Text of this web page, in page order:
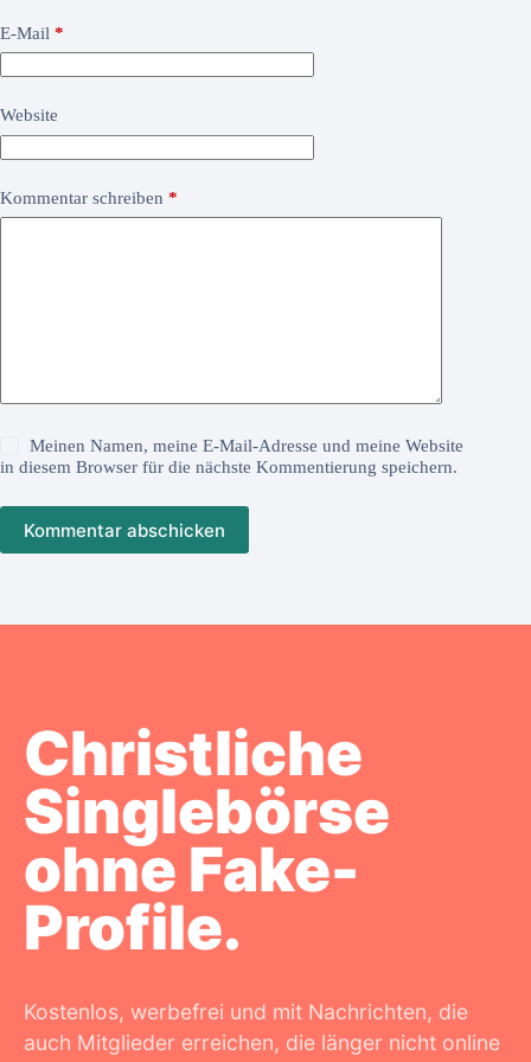
E-Mail *
Website
Kommentar schreiben *
Meinen Namen, meine E-Mail-Adresse und meine Website
in diesem Browser für die nächste Kommentierung speichern.
Kommentar abschicken
Christliche
Singlebörse
ohne Fake-
Profile.
Kostenlos, werbefrei und mit Nachrichten, die
auch Mitglieder erreichen, die länger nicht online